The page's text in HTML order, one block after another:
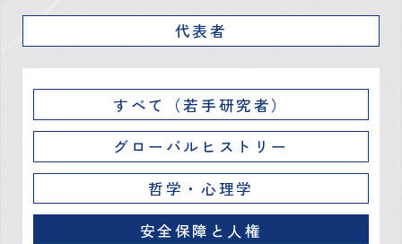
代表者
すべて（若手研究者）
グローバルヒストリー
哲学・心理学
安全保障と人権